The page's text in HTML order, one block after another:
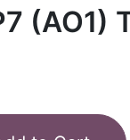
(AO1)